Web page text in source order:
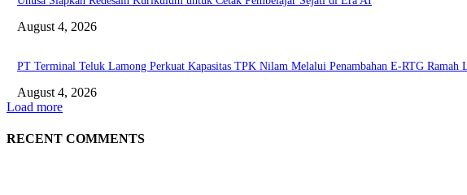
August 4, 2026
PT Terminal Teluk Lamong Perkuat Kapasitas TPK Nilam Melalui Penambahan E-RTG Ramah
August 4, 2026
Load more
RECENT COMMENTS